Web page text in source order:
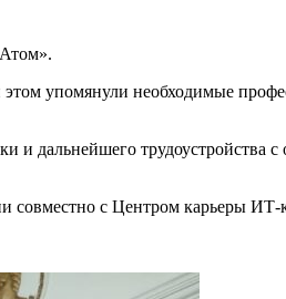
этом упомянули необходимые
и дальнейшего трудоустройства
совместно с Центром карьеры ИТ-